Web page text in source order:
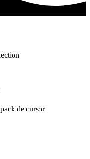
de cursor